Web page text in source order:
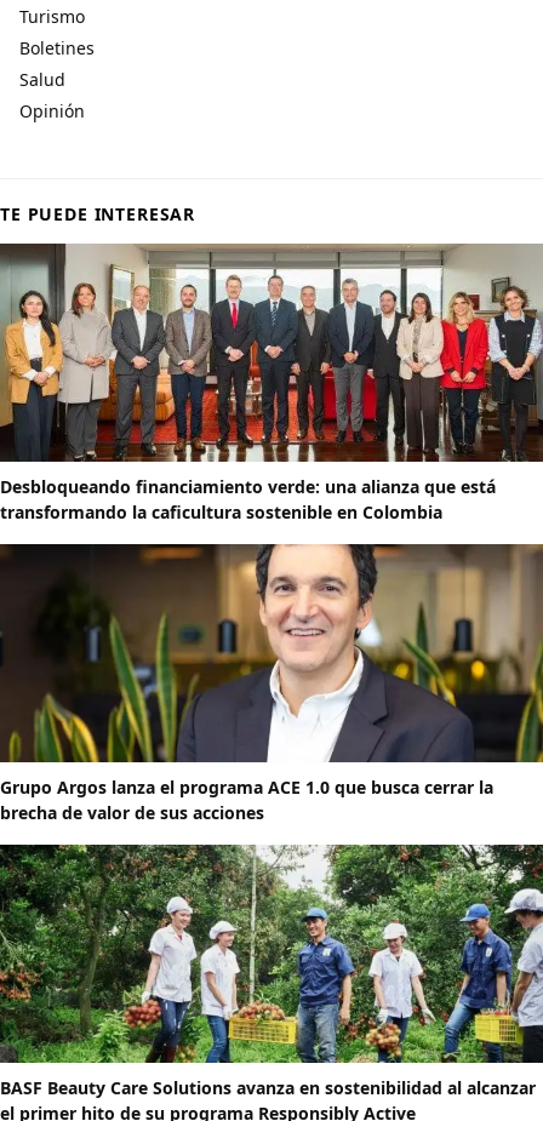
Turismo
Boletines
Salud
Opinión
TE PUEDE INTERESAR
Desbloqueando financiamiento verde: una alianza que está
transformando la caficultura sostenible en Colombia
Grupo Argos lanza el programa ACE 1.0 que busca cerrar la
brecha de valor de sus acciones
BASF Beauty Care Solutions avanza en sostenibilidad al alcanzar
el primer hito de su programa Responsibly Active